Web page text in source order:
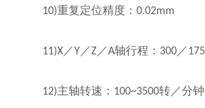
10)重复定位精度： 0.02mm
11)X ／Y ／Z ／A轴行程： 300 ／175
12)主轴转速： 100~3500转／分钟